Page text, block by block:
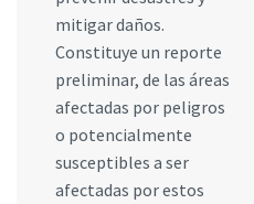
mitigar daños.
Constituye un reporte
preliminar, de las áreas
afectadas por peligros
o potencialmente
susceptibles a ser
afectadas por estos